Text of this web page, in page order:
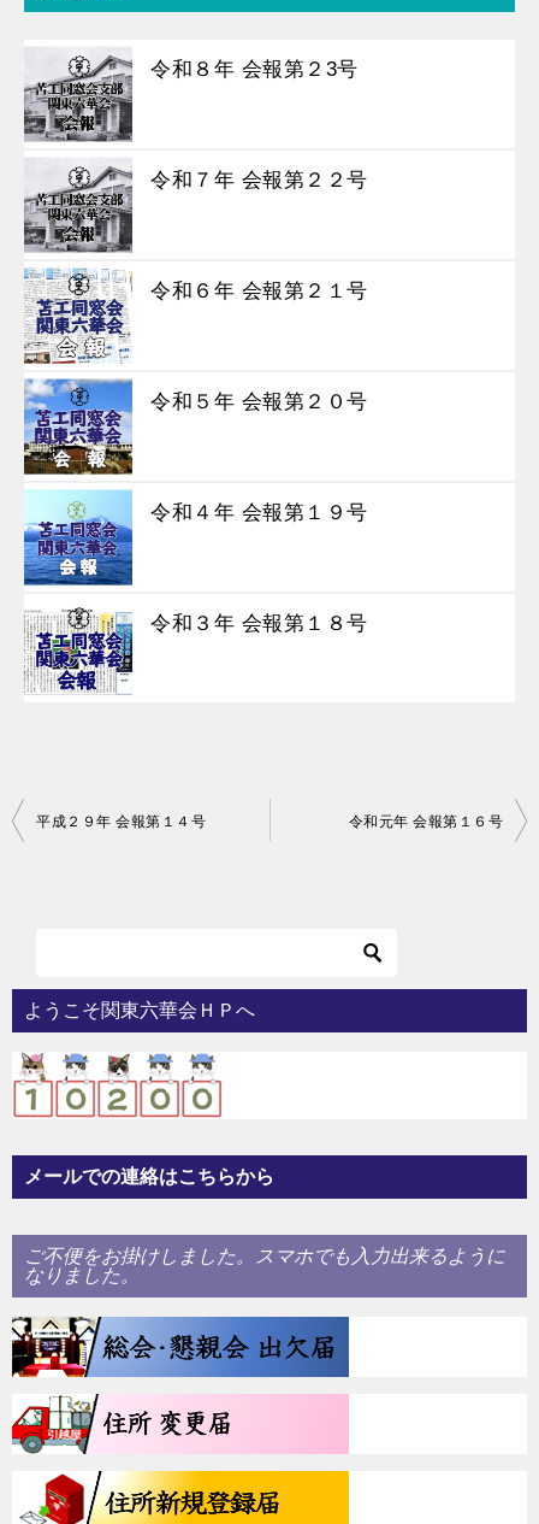
令和８年 会報第２3号
令和７年 会報第２２号
令和６年 会報第２１号
令和５年 会報第２０号
令和４年 会報第１９号
令和３年 会報第１８号
投
ー
シ
ョ
ン
平成２９年 会報第１４号 令和元年 会報第１６号
ようこそ関東六華会ＨＰへ
メールでの連絡はこちらから
ご不便をお掛けしました。スマホでも入力出来るように
なりました。